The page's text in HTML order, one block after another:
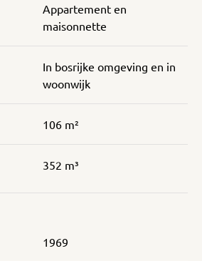
Appartement en
maisonnette
In bosrijke omgeving en in
woonwijk
106 m²
352 m³
1969